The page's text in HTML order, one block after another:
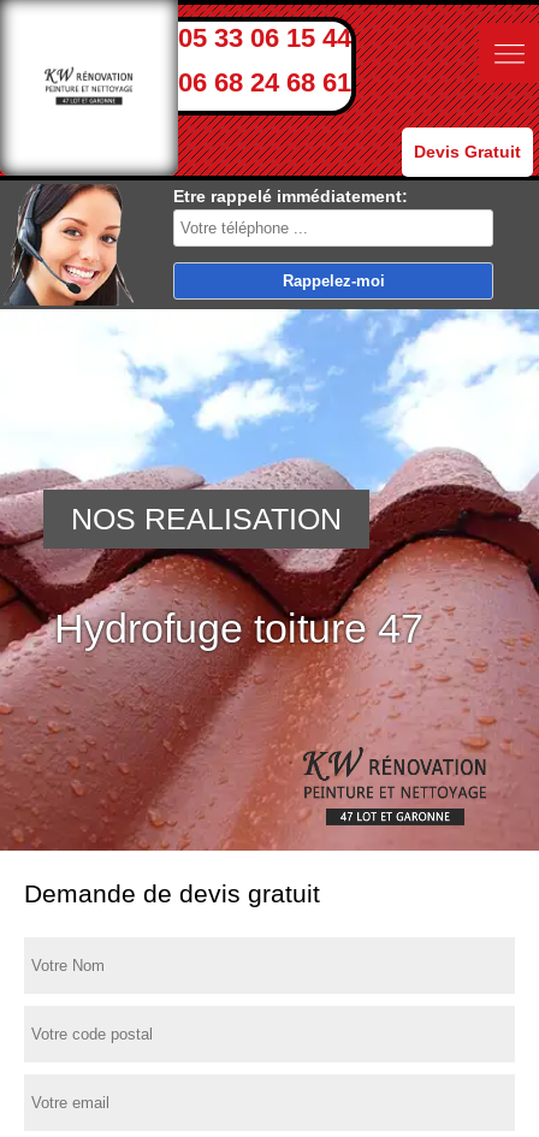
05 33 06 15 44
06 68 24 68 61
Devis Gratuit
Etre rappelé immédiatement:
Hydrofuge toiture 47
NOS REALISATION
Demande de devis gratuit